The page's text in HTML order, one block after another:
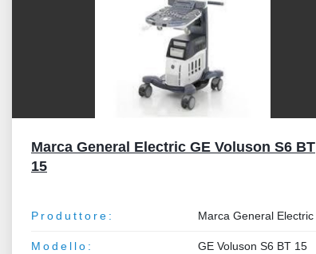
Marca General Electric GE Voluson S6 BT
15
Produttore: Marca General Electric
Modello: GE Voluson S6 BT 15